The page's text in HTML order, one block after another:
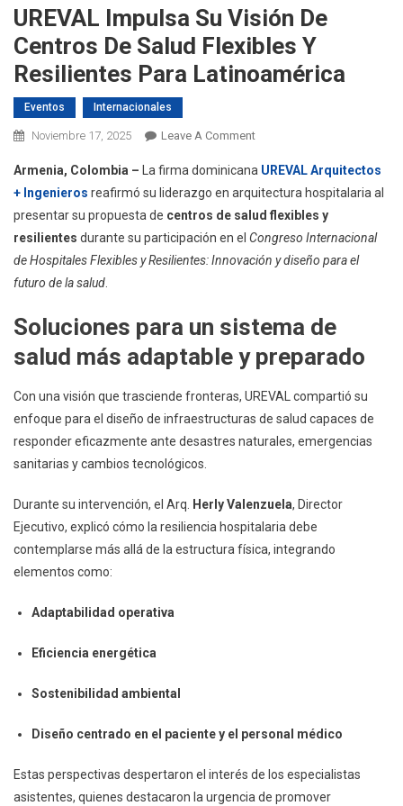
UREVAL Impulsa Su Visión De
Centros De Salud Flexibles Y
Resilientes Para Latinoamérica
Eventos Internacionales
Noviembre 17, 2025 Leave A CommentOn
Impulsa
Su
Visión
De
Centros
Flexibles
Resilientes
Latinoamérica
Armenia, Colombia – La firma dominicana UREVAL Arquitectos
+ Ingenieros reafirmó su liderazgo en arquitectura hospitalaria al
presentar su propuesta de centros de salud flexibles y
resilientes durante su participación en el Congreso Internacional
de Hospitales Flexibles y Resilientes: Innovación y diseño para el
futuro de la salud
Soluciones para un sistema de
salud más adaptable y preparado
Con una visión que trasciende fronteras, UREVAL compartió su
enfoque para el diseño de infraestructuras de salud capaces de
responder eficazmente ante desastres naturales, emergencias
sanitarias y cambios tecnológicos.
Durante su intervención, el Arq. Herly Valenzuela, Director
Ejecutivo, explicó cómo la resiliencia hospitalaria debe
contemplarse más allá de la estructura física, integrando
elementos como:
Adaptabilidad operativa
Eficiencia energética
Sostenibilidad ambiental
Diseño centrado en el paciente y el personal médico
Estas perspectivas despertaron el interés de los especialistas
asistentes, quienes destacaron la urgencia de promover